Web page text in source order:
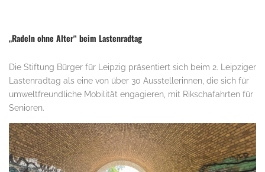
„Radeln ohne Alter“ beim Lastenradtag
Die Stiftung Bürger für Leipzig präsentiert sich beim 2. Leipziger
Lastenradtag als eine von über 30 Ausstellerinnen, die sich für
umweltfreundliche Mobilität engagieren, mit Rikschafahrten für
Senioren.